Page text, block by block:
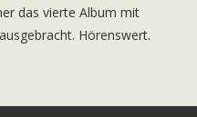
das vierte Album mit
Hörenswert.